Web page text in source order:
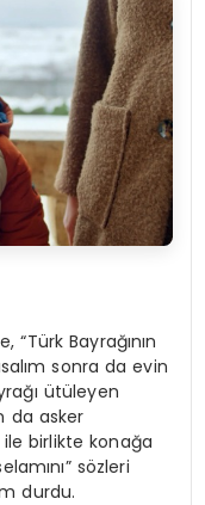
“Türk Bayrağının
sonra da evin
ütüleyen
da asker
ile birlikte konağa
sözleri
durdu.